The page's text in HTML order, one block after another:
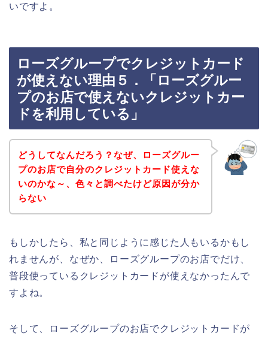
いですよ。
ローズグループでクレジットカード
が使えない理由５．「ローズグルー
プのお店で使えないクレジットカー
ドを利用している」
どうしてなんだろう？なぜ、ローズグルー
プのお店で自分のクレジットカード使えな
いのかな～、色々と調べたけど原因が分か
らない
もしかしたら、私と同じように感じた人もいるかもし
れませんが、なぜか、ローズグループのお店でだけ、
普段使っているクレジットカードが使えなかったんで
すよね。
そして、ローズグループのお店でクレジットカードが